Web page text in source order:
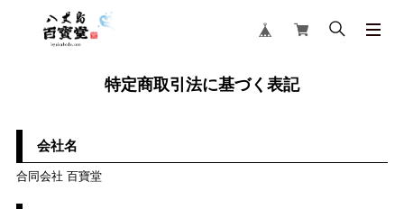
特定商取引法に基づく表記
会社名
合同会社 百寶堂